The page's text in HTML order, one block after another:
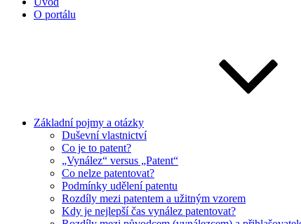
O portálu
Základní pojmy a otázky
Duševní vlastnictví
Co je to patent?
„Vynález“ versus „Patent“
Co nelze patentovat?
Podmínky udělení patentu
Rozdíly mezi patentem a užitným vzorem
Kdy je nejlepší čas vynález patentovat?